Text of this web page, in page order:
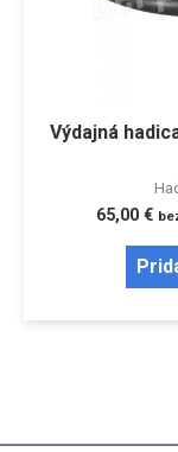
Výdajná
65,00 €